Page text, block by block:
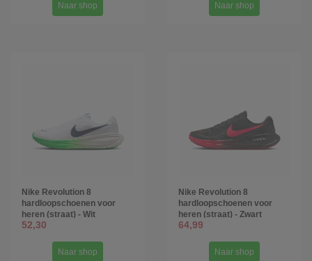
Naar shop Naar shop
Nike Revolution 8
hardloopschoenen voor
heren (straat) - Wit
52,30
Naar shop
Nike Revolution 8
hardloopschoenen voor
heren (straat) - Zwart
64,99
Naar shop